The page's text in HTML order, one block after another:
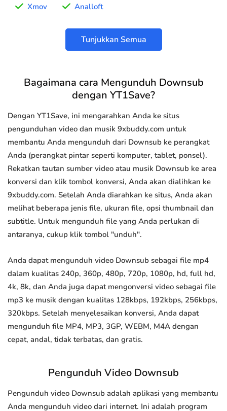
Xmov Analloft
Tunjukkan Semua
Bagaimana cara Mengunduh Downsub
dengan YT1Save?
Dengan YT1Save, ini mengarahkan Anda ke situs
pengunduhan video dan musik 9xbuddy.com untuk
membantu Anda mengunduh dari Downsub ke perangkat
Anda (perangkat pintar seperti komputer, tablet, ponsel).
Rekatkan tautan sumber video atau musik Downsub ke area
konversi dan klik tombol konversi, Anda akan dialihkan ke
9xbuddy.com. Setelah Anda diarahkan ke situs, Anda akan
melihat beberapa jenis file, ukuran file, opsi thumbnail dan
subtitle. Untuk mengunduh file yang Anda perlukan di
antaranya, cukup klik tombol "unduh".
Anda dapat mengunduh video Downsub sebagai file mp4
dalam kualitas 240p, 360p, 480p, 720p, 1080p, hd, full hd,
4k, 8k, dan Anda juga dapat mengonversi video sebagai file
mp3 ke musik dengan kualitas 128kbps, 192kbps, 256kbps,
320kbps. Setelah menyelesaikan konversi, Anda dapat
mengunduh file MP4, MP3, 3GP, WEBM, M4A dengan
cepat, andal, tidak terbatas, dan gratis.
Pengunduh Video Downsub
Pengunduh video Downsub adalah aplikasi yang membantu
Anda mengunduh video dari internet. Ini adalah program